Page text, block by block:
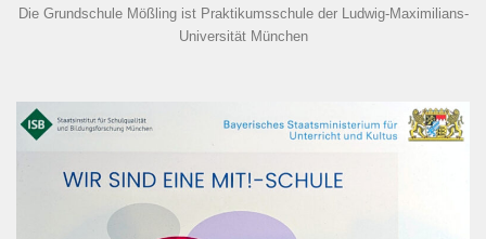
Die Grundschule Mößling ist Praktikumsschule der Ludwig-Maximilians-
Universität München